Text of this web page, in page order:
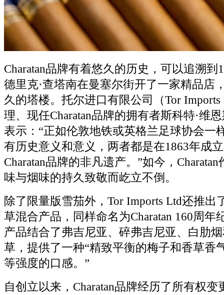
Charatan品牌有着悠久的历史，可以追溯到
德里克·查塔南在曼塞尔街开了一家精品店
久的塔楼。托尔进口有限公司（Tor
理、现任Charatan品牌的拥有者斯科特·维
表示：“正如伦敦地铁或英格兰足球协会一
有历史意义和意义，两者都是在1863年成
Charatan品牌的非凡遗产。”如今，
味与烟味的持久致敬而屹立不倒。
除了限量版雪茄外，Tor Imports Ltd还推出
草混合产品，同样命名为Charatan 160周年
产品结合了弗吉尼亚、碎弗吉尼亚、白肋
草，提供了一种“精致平衡的梅子和香草香
等强度的口感。”
自创立以来，Charatan品牌经历了所有权变